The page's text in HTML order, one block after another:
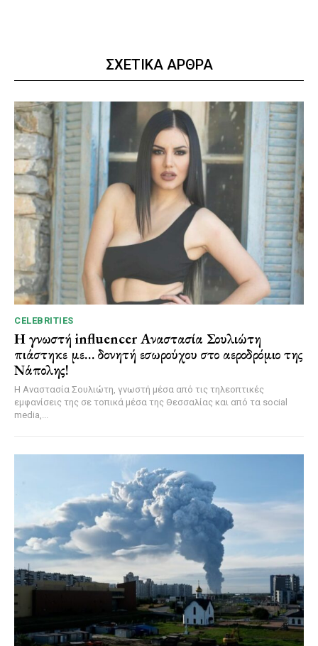
ΣΧΕΤΙΚΑ ΑΡΘΡΑ
CELEBRITIES
Η γνωστή influencer Αναστασία Σουλιώτη
πιάστηκε με… δονητή εσωρούχου στο αεροδρόμιο της
Νάπολης!
Η Αναστασία Σουλιώτη, γνωστή μέσα από τις τηλεοπτικές
εμφανίσεις της σε τοπικά μέσα της Θεσσαλίας και από τα social
media,...